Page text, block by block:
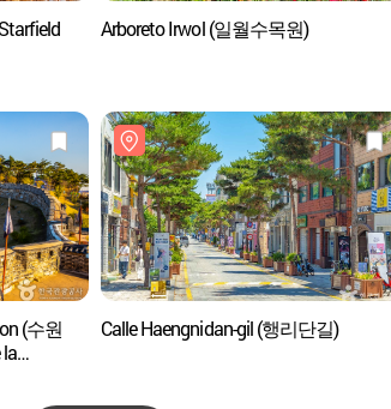
Arboreto Irwol (일월수목원)
(수원
Calle Haengnidan-gil (행리단길)